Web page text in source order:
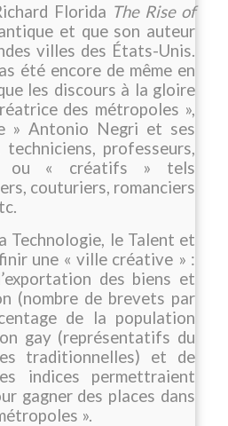
Florida The Rise of
et que son auteur
villes des États-Unis.
été encore de même en
les discours à la gloire
des métropoles »,
» Antonio Negri et ses
professeurs,
ou « créatifs » tels
couturiers, romanciers
Technologie, le Talent et
une « ville créative » :
des biens et
(nombre de brevets par
de la population
gay (représentatifs du
traditionnelles) et de
indices permettraient
gagner des places dans
».